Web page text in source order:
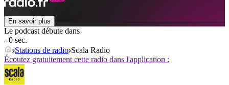
En savoir plus
Le podcast débute dans
- 0 sec.
Stations de radio Scala Radio
Écoutez gratuitement cette radio dans l'application :